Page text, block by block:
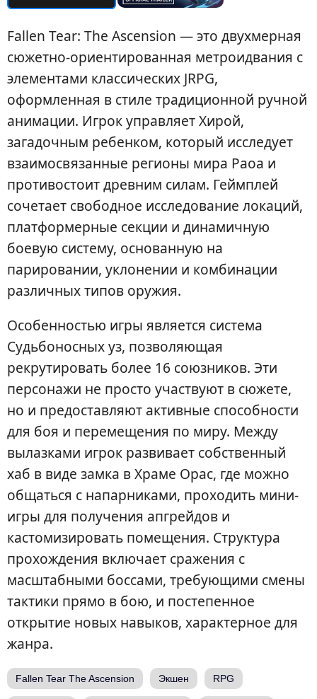
Fallen Tear: The Ascension — это двухмерная
сюжетно-ориентированная метроидвания с
элементами классических JRPG,
оформленная в стиле традиционной ручной
анимации. Игрок управляет Хирой,
загадочным ребенком, который исследует
взаимосвязанные регионы мира Раоа и
противостоит древним силам. Геймплей
сочетает свободное исследование локаций,
платформерные секции и динамичную
боевую систему, основанную на
парировании, уклонении и комбинации
различных типов оружия.
Особенностью игры является система
Судьбоносных уз, позволяющая
рекрутировать более 16 союзников. Эти
персонажи не просто участвуют в сюжете,
но и предоставляют активные способности
для боя и перемещения по миру. Между
вылазками игрок развивает собственный
хаб в виде замка в Храме Орас, где можно
общаться с напарниками, проходить мини-
игры для получения апгрейдов и
кастомизировать помещения. Структура
прохождения включает сражения с
масштабными боссами, требующими смены
тактики прямо в бою, и постепенное
открытие новых навыков, характерное для
жанра.
Fallen Tear The Ascension Экшен RPG